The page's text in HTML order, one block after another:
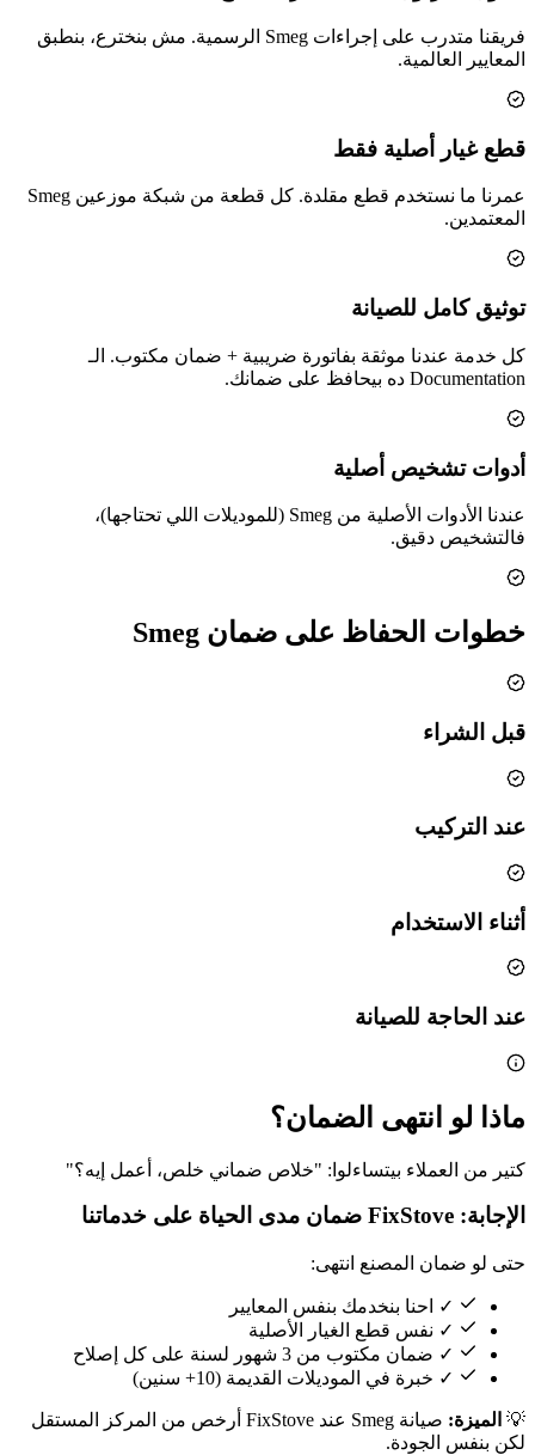
فريقنا متدرب على إجراءات Smeg الرسمية. مش بنخترع، بنطبق
المعايير العالمية.
قطع غيار أصلية فقط
عمرنا ما نستخدم قطع مقلدة. كل قطعة من شبكة موزعين Smeg
المعتمدين.
توثيق كامل للصيانة
كل خدمة عندنا موثقة بفاتورة ضريبية + ضمان مكتوب. الـ
Documentation ده بيحافظ على ضمانك.
أدوات تشخيص أصلية
عندنا الأدوات الأصلية من Smeg (للموديلات اللي تحتاجها)،
فالتشخيص دقيق.
خطوات الحفاظ على ضمان Smeg
قبل الشراء
عند التركيب
أثناء الاستخدام
عند الحاجة للصيانة
ماذا لو انتهى الضمان؟
كتير من العملاء بيتساءلوا: "خلاص ضماني خلص، أعمل إيه؟"
الإجابة: FixStove ضمان مدى الحياة على خدماتنا
حتى لو ضمان المصنع انتهى:
✓ احنا بنخدمك بنفس المعايير
✓ نفس قطع الغيار الأصلية
✓ ضمان مكتوب من 3 شهور لسنة على كل إصلاح
✓ خبرة في الموديلات القديمة (10+ سنين)
💡 الميزة:
صيانة Smeg عند FixStove أرخص من المركز المستقل
لكن بنفس الجودة.